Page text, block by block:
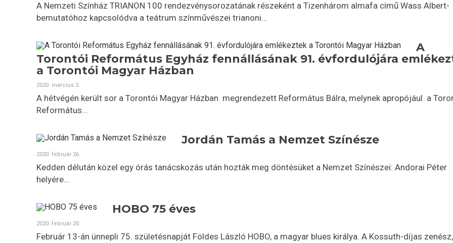
A Nemzeti Színház TRIANON 100 rendezvénysorozatának részeként a Tizenhárom almafa című Wass Albert-
bemutatóhoz kapcsolódva a teátrum színművészei trianoni...
A
Torontói Református Egyház fennállásának 91. évfordulójára
a Torontói Magyar Házban
2020. március 2.
A hétvégén került sor a Torontói Magyar Házban megrendezett Református Bálra, melynek apropójául a
Református...
Jordán Tamás a Nemzet Színésze
2020. február 26.
Kedden délután közel egy órás tanácskozás után hozták meg döntésüket a Nemzet Színészei: Andorai Péter
helyére...
HOBO 75 éves
2020. február 20.
Február 13-án ünnepli 75. születésnapját Földes László HOBO, a magyar blues királya. A Kossuth-díjas zenész,